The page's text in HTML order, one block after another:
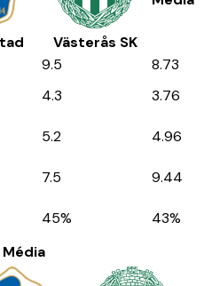
Västerås SK
9.5
8.73
4.3
3.76
5.2
4.96
7.5
9.44
45% 43%
Média